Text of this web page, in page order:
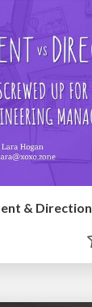
& Direction